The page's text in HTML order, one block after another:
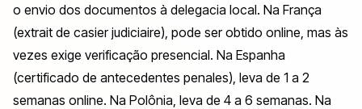
o envio dos documentos à delegacia local. Na França
(extrait de casier judiciaire), pode ser obtido online, mas às
vezes exige verificação presencial. Na Espanha
(certificado de antecedentes penales), leva de 1 a 2
semanas online. Na Polônia, leva de 4 a 6 semanas. Na